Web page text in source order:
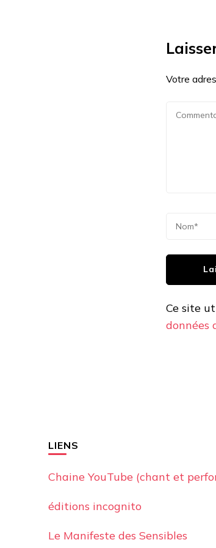
Votre
Ce site
données
LIENS
Chaine YouTube (chant et
éditions incognito
Le Manifeste des Sensibles